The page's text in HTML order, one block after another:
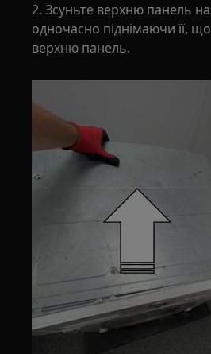
2. Зсуньте верхню панель
одночасно піднімаючи її,
верхню панель.